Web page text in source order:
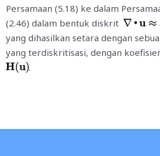
Persamaan (5.18) ke dalam
(2.46) dalam bentuk diskrit
yang dihasilkan setara dengan
yang terdiskritisasi, dengan
.